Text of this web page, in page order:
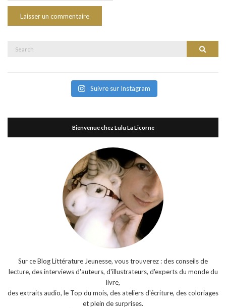
Search
Suivre sur Instagram
Bienvenue chez Lulu La Licorne
Sur ce Blog Littérature Jeunesse, vous trouverez : des conseils de
lecture, des interviews d'auteurs, d'illustrateurs, d'experts du monde du
livre,
des extraits audio, le Top du mois, des ateliers d'écriture, des coloriages
et plein de surprises.